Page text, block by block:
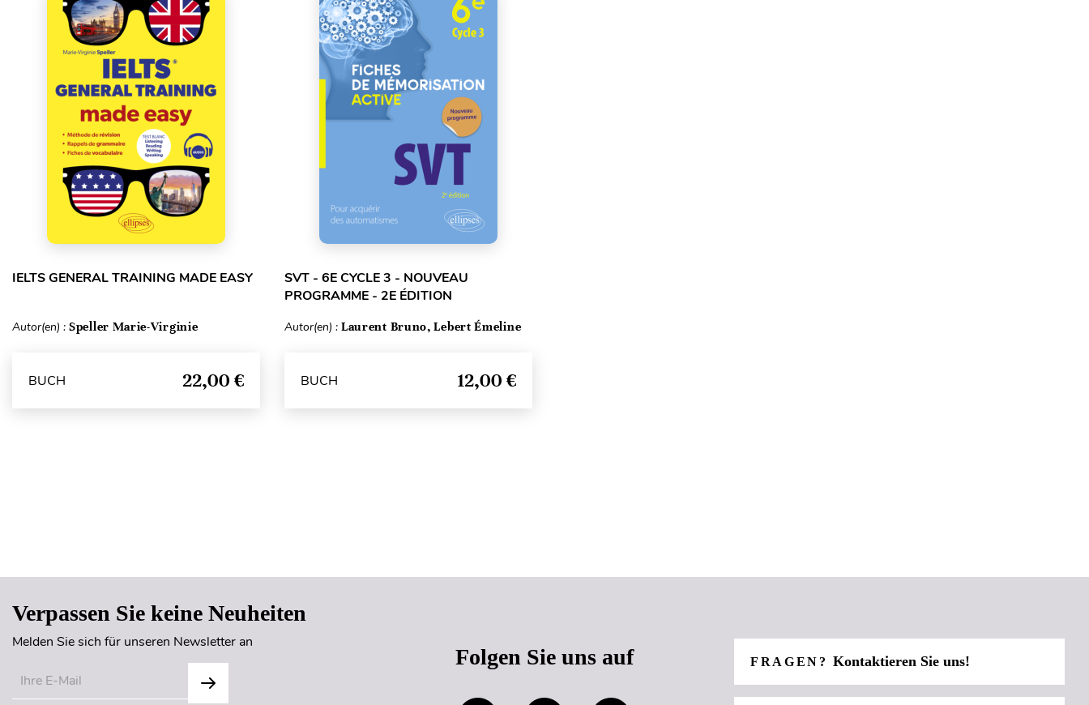
IELTS GENERAL TRAINING MADE EASY
Autor(en) : Speller Marie-Virginie
BUCH 22,00 €
SVT - 6E CYCLE 3 - NOUVEAU
PROGRAMME - 2E ÉDITION
Autor(en) : Laurent Bruno, Lebert Émeline
BUCH 12,00 €
Verpassen Sie keine Neuheiten
Melden Sie sich für unseren Newsletter an
Folgen Sie uns auf FRAGEN?Kontaktieren Sie uns!